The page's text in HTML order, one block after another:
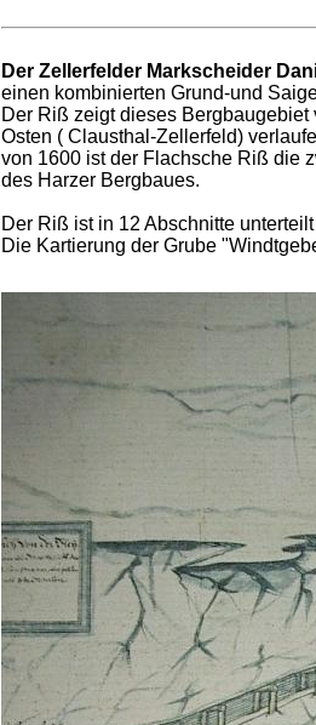
Der Zellerfelder Markscheider
einen kombinierten Grund-und
Der Riß zeigt dieses
Osten ( Clausthal-Zellerfeld)
von 1600 ist der Flachsche Riß die
des Harzer Bergbaues.
Der Riß ist in 12 Abschnitte
Die Kartierung der Grube